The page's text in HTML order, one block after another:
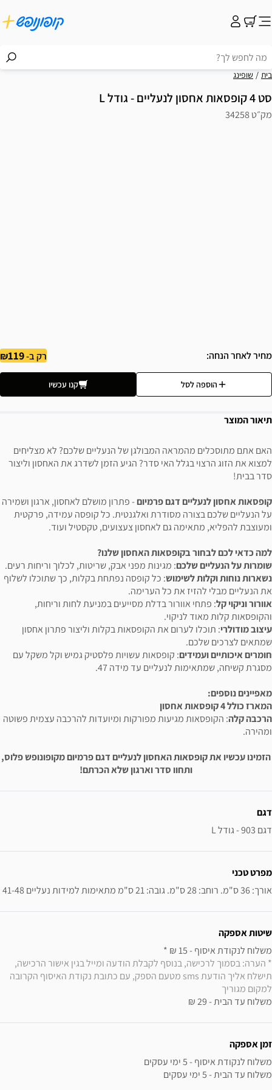
בית שופינג
סט 4 קופסאות אחסון לנעליים - גודל L
מק״ט 34258
מחיר לאחר הנחה רק ב-119
הוספה לסל קנו עכשיו
תיאור המוצר
האם אתם מתוסכלים מהמראה המבולגן של הנעליים שלכם? לא מצליחים
למצוא את הזוג הרצוי בגלל האי סדר? הגיע הזמן לשדרג את האחסון וליצור
סדר בבית!
קופסאות אחסון לנעליים דגם פרמיום- פתרון מושלם לאחסון, ארגון ושמירה
על הנעליים שלכם בצורה מסודרת ואלגנטית. כל קופסה עמידה, פרקטית
ומעוצבת להפליא, מתאימה גם לאחסון צעצועים, טקסטיל ועוד.
למה כדאי לכם לבחור בקופסאות האחסון שלנו?
שומרות על הנעליים שלכם: מגינות מפני אבק, שריטות, לכלוך וריחות רעים.
נשארות נוחות וקלות לשימוש: כל קופסה נפתחת בקלות, כך שתוכלו לשלוף
את הנעליים מבלי להזיז את כל הערימה.
אוורור וניקוי קל: פתחי אוורור בדלת מסייעים במניעת לחות וריחות,
והקופסאות קלות מאוד לניקוי.
עיצוב מודולרי: תוכלו לערום את הקופסאות בקלות וליצור פתרון אחסון
שמתאים לצרכים שלכם.
חומרים איכותיים ועמידים: קופסאות עשויות פלסטיק גמיש וקל משקל עם
מסגרת קשיחה, שמתאימות לנעליים עד מידה 47.
מאפיינים נוספים:
המארז כולל 4 קופסאות אחסון
הרכבה קלה: הקופסאות מגיעות מפורקות ומיועדות להרכבה עצמית פשוטה
ומהירה.
הזמינו עכשיו את קופסאות האחסון לנעליים דגם פרמיום מקופונופש פלוס,
ותחוו סדר וארגון שלא הכרתם!
דגם
דגם 903 - גודל L
מפרט טכני
אורך: 36 ס"מ. רוחב: 28 ס"מ. גובה: 21 ס"מ מתאימות למידות נעליים 41-48
שיטות אספקה
משלוח לנקודת איסוף - 15 ₪ *
למקום מגוריך
משלוח עד הבית - 29 ₪
זמן אספקה
משלוח עד הבית - 5 ימי עסקים